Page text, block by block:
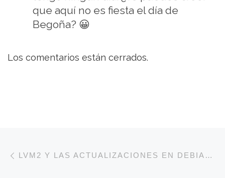
que aquí no es fiesta el día de
Begoña? 😀
Los comentarios están cerrados.
Navegación de entradasLVM2 Y LAS ACTUALIZACIONES EN DEBIAN SID (Y ETCH)